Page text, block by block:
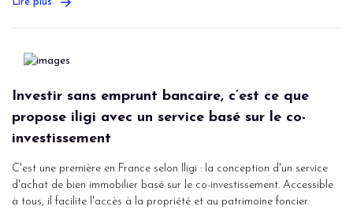
Lire plus
Investir sans emprunt bancaire, c’est ce que
propose iligi avec un service basé sur le co-
investissement
C'est une première en France selon Iligi : la conception d'un service
d'achat de bien immobilier basé sur le co-investissement. Accessible
à tous, il facilite l'accès à la propriété et au patrimoine foncier.